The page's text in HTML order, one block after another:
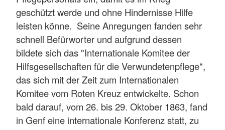
geschützt werde und ohne Hindernisse Hilfe
leisten könne. Seine Anregungen fanden sehr
schnell Befürworter und aufgrund dessen
bildete sich das "Internationale Komitee der
Hilfsgesellschaften für die Verwundetenpflege",
das sich mit der Zeit zum Internationalen
Komitee vom Roten Kreuz entwickelte. Schon
bald darauf, vom 26. bis 29. Oktober 1863, fand
in Genf eine internationale Konferenz statt, zu